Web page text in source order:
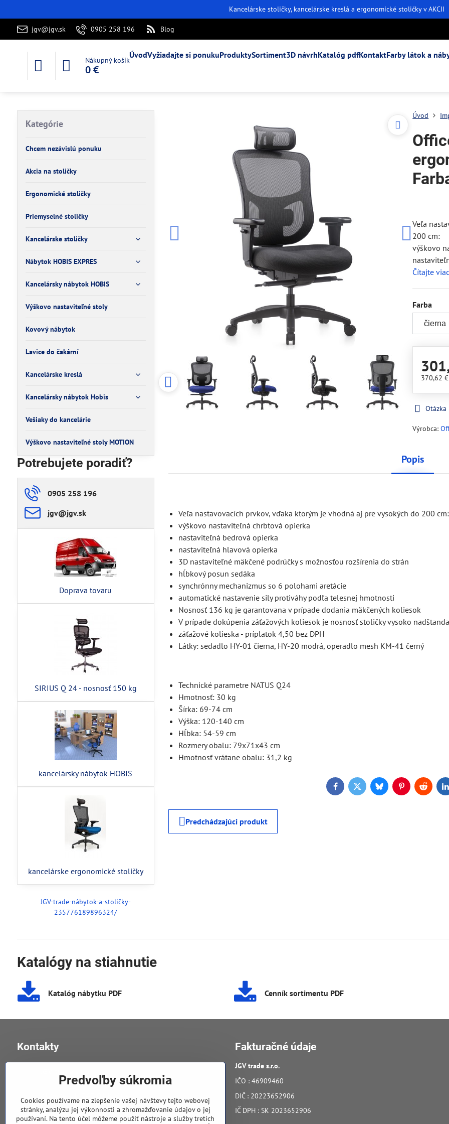
Kancelárske stoličky, kancelárske kreslá a ergonomické stoličky v AKCII
jgv@jgv.sk 0905 258 196 Blog
Nákupný košík
0 €
ÚvodVyžiadajte si ponukuProduktySortiment3D návrhKatalóg pdfKontaktFarby látok a
Úvod
Veľa
200 cm:
výškovo
Čítajte viac
Farba
370,62
Výrobca:
Popis
Veľa nastavovacích prvkov, vďaka ktorým je vhodná aj pre vysokých do 200 cm:
výškovo nastaviteľná chrbtová opierka
nastaviteľná bedrová opierka
nastaviteľná hlavová opierka
3D nastaviteľné mäkčené podrúčky s možnosťou rozšírenia do strán
hĺbkový posun sedáka
synchrónny mechanizmus so 6 polohami aretácie
automatické nastavenie sily protiváhy podľa telesnej hmotnosti
Nosnosť 136 kg je garantovana v prípade dodania mäkčených koliesok
V prípade dokúpenia záťažových koliesok je nosnosť stoličky vysoko
záťažové kolieska - príplatok 4,50 bez DPH
Látky: sedadlo HY-01 čierna, HY-20 modrá, operadlo mesh KM-41 černý
Technické parametre NATUS Q24
Hmotnosť: 30 kg
Šírka: 69-74 cm
Výška: 120-140 cm
Hĺbka: 54-59 cm
Rozmery obalu: 79x71x43 cm
Hmotnosť vrátane obalu: 31,2 kg
FacebookTwitterBlueskyPinterestReddit
Predchádzajúci produkt
Kategórie
Chcem nezávislú ponuku
Akcia na stoličky
Ergonomické stoličky
Priemyselné stoličky
Kancelárske stoličky
Nábytok HOBIS EXPRES
Kancelársky nábytok HOBIS
Výškovo nastaviteľné stoly
Kovový nábytok
Lavice do čakární
Kancelárske kreslá
Kancelársky nábytok Hobis
Vešiaky do kancelárie
Výškovo nastaviteľné stoly MOTION
Potrebujete poradiť?
0905 258 196
jgv​@jgv​.sk
Doprava tovaru
SIRIUS Q 24 - nosnosť 150 kg
kancelársky nábytok HOBIS
kancelárske ergonomické stoličky
JGV-trade-nábytok-a-stoličky-
235776189896324/
Katalógy na stiahnutie
Katalóg nábytku PDF Cenník sortimentu PDF
Kontakty
v Úvoze 11, 040 01 Košice
0905 258 196
Fakturačné údaje
JGV trade s​.r​.o​.
IČO : 46909460
DIČ : 20223652906
IČ DPH : SK 2023652906
Predvoľby súkromia
Cookies používame na zlepšenie vašej návštevy tejto webovej
stránky, analýzu jej výkonnosti a zhromažďovanie údajov o jej
používaní. Na tento účel môžeme použiť nástroje a služby tretích